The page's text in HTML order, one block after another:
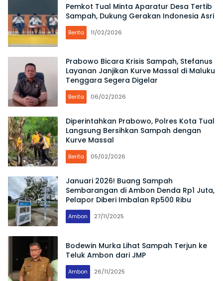
Pemkot Tual Minta Aparatur Desa Tertib
Sampah, Dukung Gerakan Indonesia Asri
Berita 11/02/2026
Prabowo Bicara Krisis Sampah, Stefanus
Layanan Janjikan Kurve Massal di Maluku
Tenggara Segera Digelar
Berita 06/02/2026
Diperintahkan Prabowo, Polres Kota Tual
Langsung Bersihkan Sampah dengan
Kurve Massal
Berita 05/02/2026
Januari 2026! Buang Sampah
Sembarangan di Ambon Denda Rp1 Juta,
Pelapor Diberi Imbalan Rp500 Ribu
Ambon 27/11/2025
Bodewin Murka Lihat Sampah Terjun ke
Teluk Ambon dari JMP
Ambon 26/11/2025